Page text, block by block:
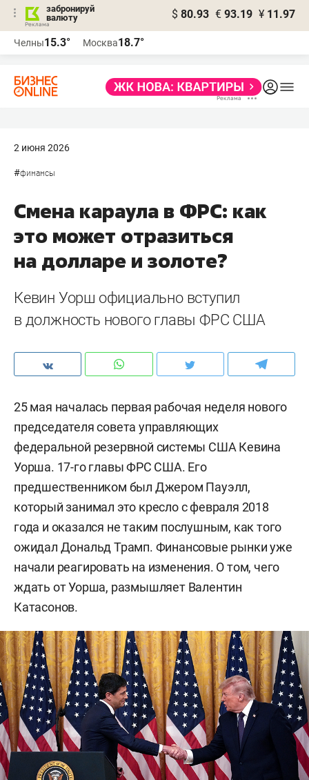
забронируй
валюту
$ 80.93 € 93.19 ¥ 11.97
Челны15.3° Москва18.7°
2 июня 2026
#финансы
Смена караула в ФРС: как
это может отразиться
на долларе и золоте?
Кевин Уорш официально вступил
в должность нового главы ФРС США
25 мая началась первая рабочая неделя нового
председателя совета управляющих
федеральной резервной системы США Кевина
Уорша. 17-го главы ФРС США. Его
предшественником был Джером Пауэлл,
который занимал это кресло с февраля 2018
года и оказался не таким послушным, как того
ожидал Дональд Трамп. Финансовые рынки уже
начали реагировать на изменения. О том, чего
ждать от Уорша, размышляет Валентин
Катасонов.